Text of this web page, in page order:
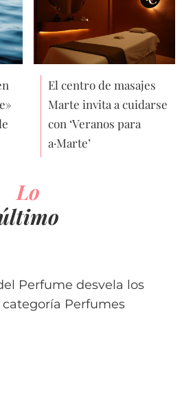
El centro de masajes
Marte invita a cuidarse
con ‘Veranos para
a·Marte’
Lo
Perfume desvela los
Perfumes